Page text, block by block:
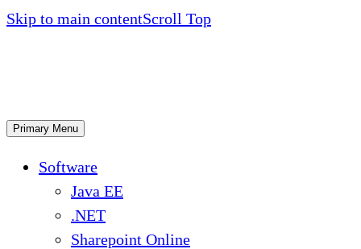
Skip to main contentScroll Top
Primary Menu
Software
Java EE
.NET
Sharepoint Online